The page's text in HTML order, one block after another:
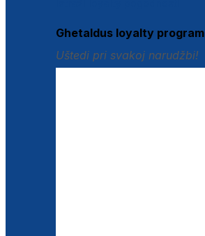
Ghetaldus loyalty program
Uštedi pri svakoj narudžbi!